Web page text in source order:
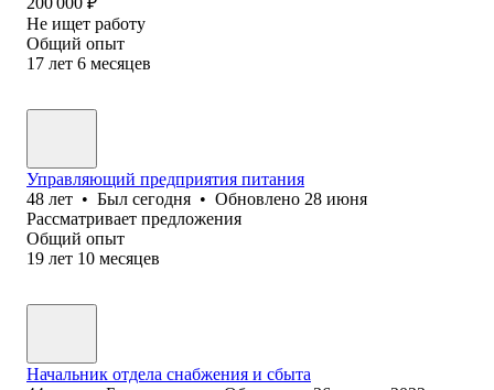
Не ищет работу
Общий опыт
17 лет 6 месяцев
Управляющий предприятия питания
48 лет • Был сегодня • Обновлено 28 июня
Рассматривает предложения
Общий опыт
19 лет 10 месяцев
Начальник отдела снабжения и сбыта